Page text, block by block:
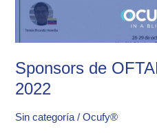
Sponsors de
2022
Sin categoría/Ocufy®